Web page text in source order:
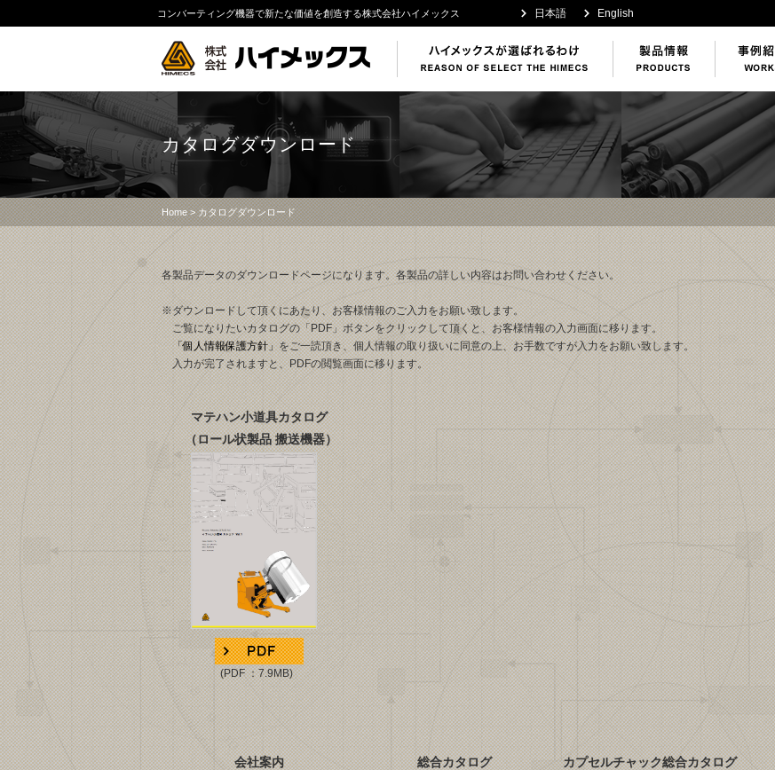
コンバーティング機器で新たな価値を創造する株式会社ハイメックス 日本語 English
カタログダウンロード
Home> カタログダウンロード
各製品データのダウンロードページになります。各製品の詳しい内容はお問い合わせください。
※ダウンロードして頂くにあたり、お客様情報のご入力をお願い致します。
ご覧になりたいカタログの「PDF」ボタンをクリックして頂くと、お客様情報の入力画面に移ります。
「個人情報保護方針」をご一読頂き、個人情報の取り扱いに同意の上、お手数ですが入力をお願い致します。
入力が完了されますと、PDFの閲覧画面に移ります。
マテハン小道具カタログ
（ロール状製品 搬送機器）
(PDF ：7.9MB)
会社案内
総合カタログ
カプセルチャック総合カタログ